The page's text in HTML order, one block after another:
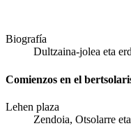
Biografía
Dultzaina-jolea eta
Comienzos en el
Lehen plaza
Zendoia, Otsolarre